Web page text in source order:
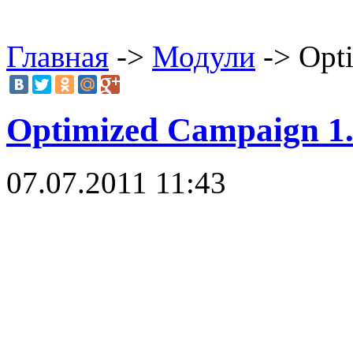
Главная -> Модули ->
Optimized Campaign
07.07.2011 11:43